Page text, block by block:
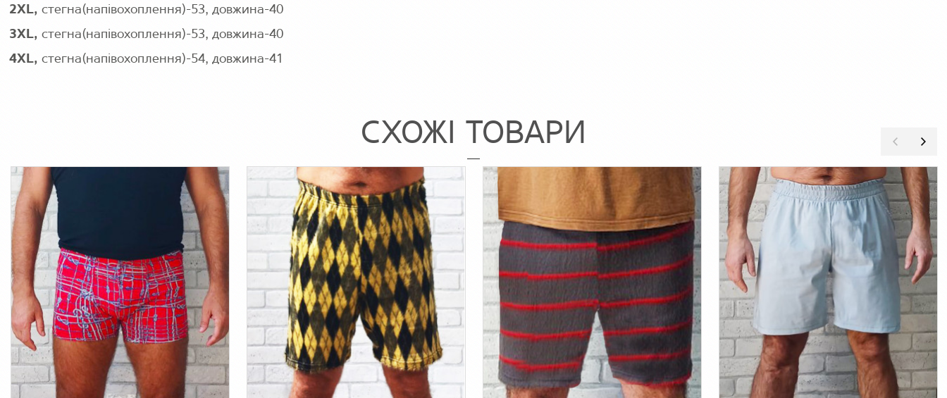
2XL, стегна(напівохоплення)-53, довжина-40
3XL, стегна(напівохоплення)-53, довжина-40
4XL, стегна(напівохоплення)-54, довжина-41
СХОЖІ ТОВАРИ